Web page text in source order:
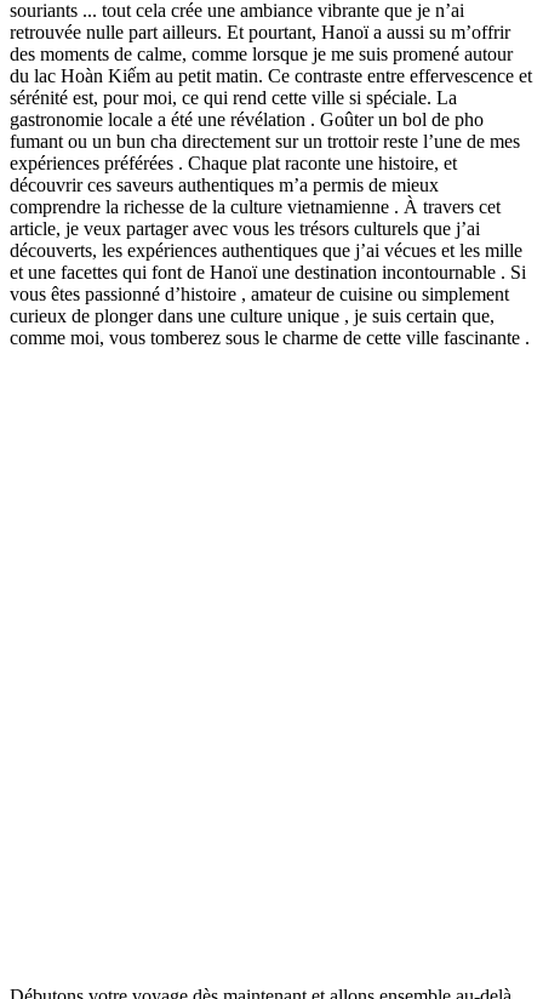
souriants ... tout cela crée une ambiance vibrante que je n’ai
retrouvée nulle part ailleurs. Et pourtant, Hanoï a aussi su m’offrir
des moments de calme, comme lorsque je me suis promené autour
du lac Hoàn Kiếm au petit matin. Ce contraste entre effervescence et
sérénité est, pour moi, ce qui rend cette ville si spéciale. La
gastronomie locale a été une révélation . Goûter un bol de pho
fumant ou un bun cha directement sur un trottoir reste l’une de mes
expériences préférées . Chaque plat raconte une histoire, et
découvrir ces saveurs authentiques m’a permis de mieux
comprendre la richesse de la culture vietnamienne . À travers cet
article, je veux partager avec vous les trésors culturels que j’ai
découverts, les expériences authentiques que j’ai vécues et les mille
et une facettes qui font de Hanoï une destination incontournable . Si
vous êtes passionné d’histoire , amateur de cuisine ou simplement
curieux de plonger dans une culture unique , je suis certain que,
comme moi, vous tomberez sous le charme de cette ville fascinante .